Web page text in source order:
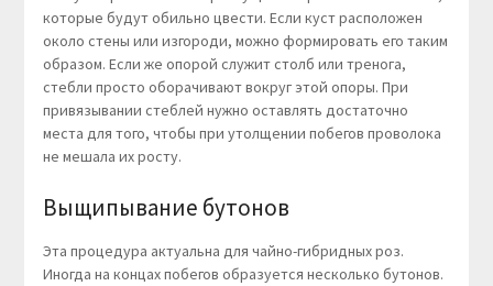
которые будут обильно цвести. Если куст расположен
около стены или изгороди, можно формировать его таким
образом. Если же опорой служит столб или тренога,
стебли просто оборачивают вокруг этой опоры. При
привязывании стеблей нужно оставлять достаточно
места для того, чтобы при утолщении побегов проволока
не мешала их росту.
Выщипывание бутонов
Эта процедура актуальна для чайно-гибридных роз.
Иногда на концах побегов образуется несколько бутонов.